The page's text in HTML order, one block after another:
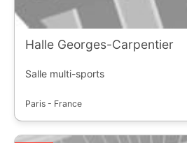
Halle Georges-Carpentier
Salle multi-sports
Paris - France